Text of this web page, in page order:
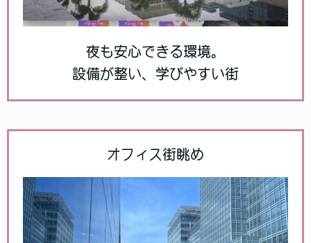
夜も安心できる環境。
設備が整い、学びやすい街
オフィス街眺め